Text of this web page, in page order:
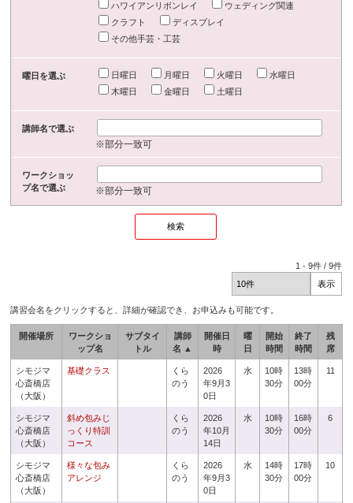
ハワイアンリボンレイ
ウェディング関連
クラフト
ディスプレイ
その他手芸・工芸
曜日を選ぶ 日曜日 月曜日 火曜日
水曜日
木曜日
金曜日 土曜日
講師名で選ぶ
※部分一致可
ワークショッ
プ名で選ぶ
※部分一致可
1 -9件 /9件
講習会名をクリックすると、詳細が確認でき、お申込みも可能です。
開催場所
ワークショ
ップ名
サブタイ
トル
講師
名 ▲
開催日
時
曜
日
開始
時間
終了
時間
残
席
シモジマ
心斎橋店
（大阪）
基礎クラス
くら
のう
2026
年9月3
0日
水
10時
30分
13時
00分
11
シモジマ
心斎橋店
（大阪）
斜め包みじ
っくり特訓
コース
くら
のう
2026
年10月
14日
水
10時
30分
16時
00分
6
シモジマ
心斎橋店
（大阪）
様々な包み
アレンジ
くら
のう
2026
年9月3
0日
水
14時
30分
17時
00分
10